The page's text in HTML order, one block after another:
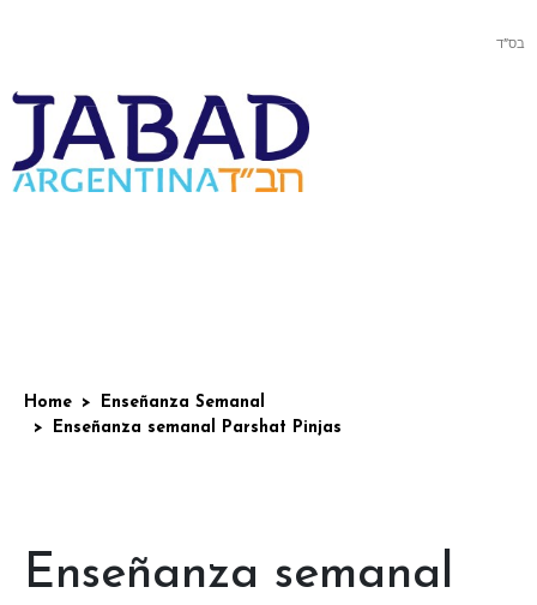
בס”ד
Home
Enseñanza Semanal
Enseñanza semanal Parshat Pinjas
Enseñanza semanal